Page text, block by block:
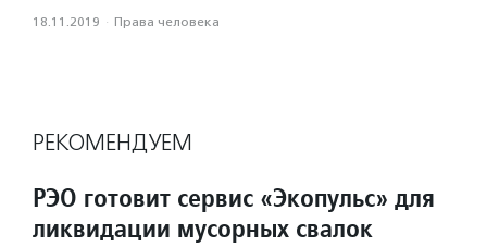
18.11.2019 · Права человека
РЕКОМЕНДУЕМ
РЭО готовит сервис «Экопульс» для
ликвидации мусорных свалок